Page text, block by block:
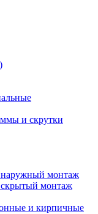
и скрутки
наружный монтаж
скрытый монтаж
и кирпичные